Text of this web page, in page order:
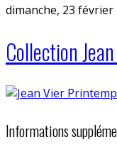
dimanche, 23 février
Collection
Informations